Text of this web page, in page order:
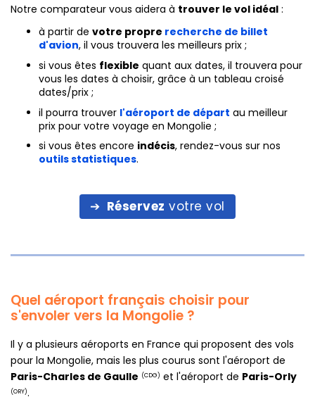
Notre comparateur vous aidera à trouver le vol idéal :
à partir de votre propre recherche de billet
d'avion, il vous trouvera les meilleurs prix ;
si vous êtes flexible quant aux dates, il trouvera pour
vous les dates à choisir, grâce à un tableau croisé
dates/prix ;
il pourra trouver l'aéroport de départ au meilleur
prix pour votre voyage en Mongolie ;
si vous êtes encore indécis, rendez-vous sur nos
outils statistiques.
Réservez votre vol
Quel aéroport français choisir pour
s'envoler vers la Mongolie ?
Il y a plusieurs aéroports en France qui proposent des vols
pour la Mongolie, mais les plus courus sont l'aéroport de
Paris-Charles de Gaulle (CDG) et l'aéroport de Paris-Orly
(ORY).